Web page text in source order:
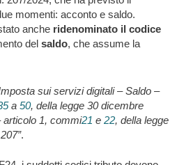
momenti: acconto e saldo.
anche ridenominato il codice
del saldo, che assume la
sui servizi digitali – Saldo –
a 50, della legge 30 dicembre
articolo 1, commi21 e 22, della legge
.